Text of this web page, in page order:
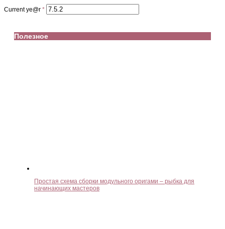
Current ye@r *
Полезное
Простая схема сборки модульного оригами – рыбка для
начинающих мастеров